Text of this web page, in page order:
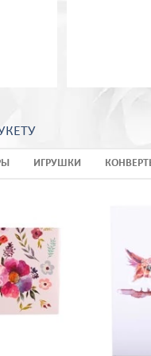
ИГРУШКИ